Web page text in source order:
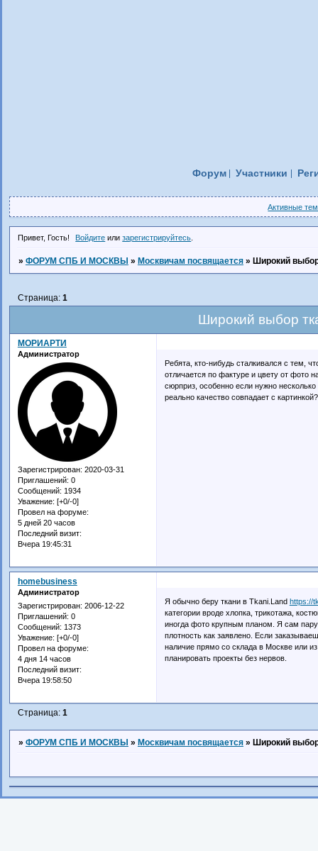
Форум Участники
Активные
Привет, Гость! Войдите илизарегистрируйтесь
» ФОРУМ СПБ И МОСКВЫ » Москвичам посвящается » Широкий
Широкий выбор
Страница: 1
МОРИАРТИ
Администратор
Зарегистрирован: 2020-03-31
Приглашений: 0
Сообщений: 1934
Уважение: [+0/-0]
Провел на форуме:
5 дней 20 часов
Последний визит:
Вчера 19:45:31
Ребята, кто-нибудь сталкивался с тем,
отличается по фактуре и цвету от фото
сюрприз, особенно если нужно
реально качество совпадает с картинкой?
homebusiness
Администратор
Зарегистрирован: 2006-12-22
Приглашений: 0
Сообщений: 1373
Уважение: [+0/-0]
Провел на форуме:
4 дня 14 часов
Последний визит:
Вчера 19:58:50
Я обычно беру ткани в Tkani.Land https://
категории вроде хлопка, трикотажа,
иногда фото крупным планом. Я сам пару
плотность как заявлено. Если
наличие прямо со склада в Москве или
планировать проекты без нервов.
Страница: 1
» ФОРУМ СПБ И МОСКВЫ » Москвичам посвящается » Широкий